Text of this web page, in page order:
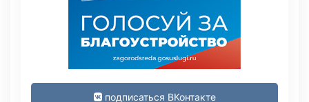
подписаться ВКонтакте